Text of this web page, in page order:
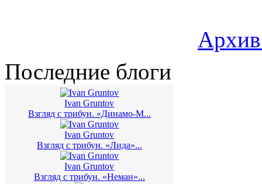
Последние блоги
Ivan Gruntov
Взгляд с трибун. «Динамо-М...
Ivan Gruntov
Взгляд с трибун. «Лида»...
Ivan Gruntov
Взгляд с трибун. «Неман»...